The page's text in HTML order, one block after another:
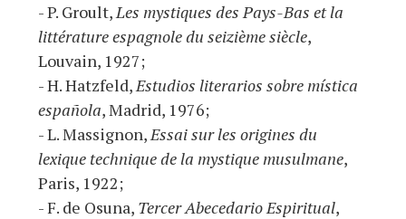
- P. Groult,Les mystiques des Pays-Bas et la
littérature espagnole du seizième siècle,
Louvain, 1927;
- H. Hatzfeld,Estudios literarios sobre mística
española, Madrid, 1976;
- L. Massignon,Essai sur les origines du
lexique technique de la mystique musulmane,
Paris, 1922;
- F. de Osuna, Tercer Abecedario Espiritual,